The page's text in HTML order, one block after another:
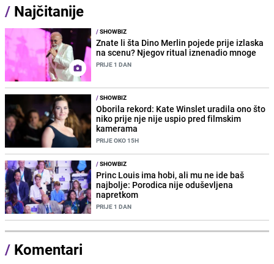
/ Najčitanije
/SHOWBIZ
Znate li šta Dino Merlin pojede prije izlaska
na scenu? Njegov ritual iznenadio mnoge
PRIJE 1 DAN
/SHOWBIZ
Oborila rekord: Kate Winslet uradila ono što
niko prije nje nije uspio pred filmskim
kamerama
PRIJE OKO 15H
/SHOWBIZ
Princ Louis ima hobi, ali mu ne ide baš
najbolje: Porodica nije oduševljena
napretkom
PRIJE 1 DAN
/ Komentari